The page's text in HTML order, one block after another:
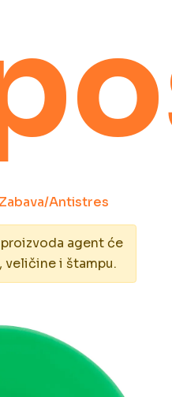
/Antistres
agent će
veličine i štampu.